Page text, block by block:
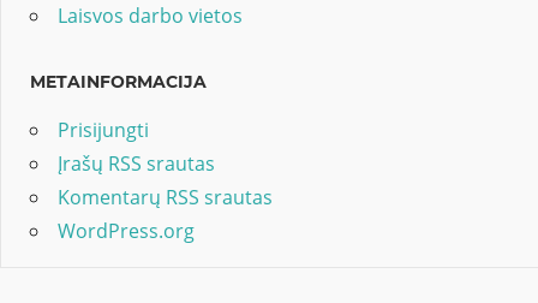
Laisvos darbo vietos
METAINFORMACIJA
Prisijungti
Įrašų RSS srautas
Komentarų RSS srautas
WordPress.org